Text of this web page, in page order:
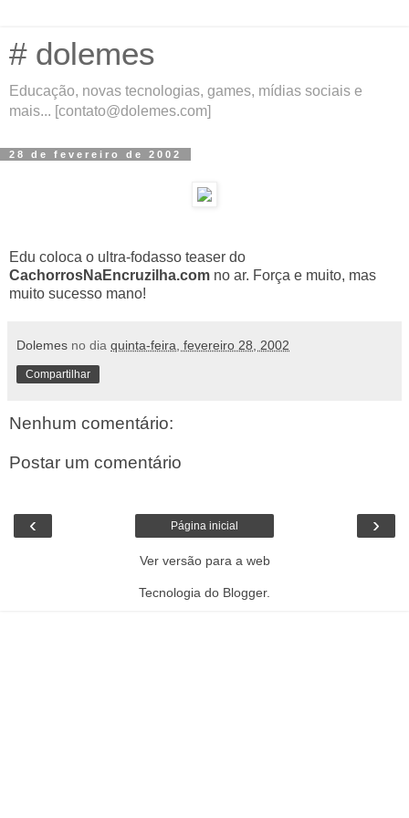
# dolemes
Educação, novas tecnologias, games, mídias sociais e
mais... [contato@dolemes.com]
28 de fevereiro de 2002
Edu coloca o ultra-fodasso teaser do
CachorrosNaEncruzilha.com no ar. Força e muito, mas
muito sucesso mano!
Dolemes no dia quinta-feira, fevereiro 28, 2002
Compartilhar
Nenhum comentário:
Postar um comentário
‹ ›
Página inicial
Ver versão para a web
Tecnologia do Blogger.